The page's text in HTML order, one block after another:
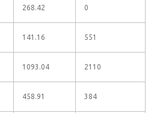
268.42 0
141.16 551
1093.04 2110
458.91 384